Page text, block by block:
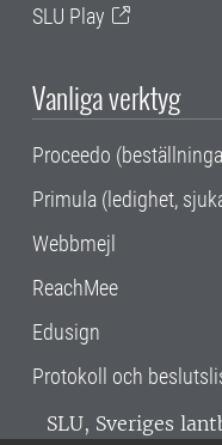
SLU Play
Vanliga verktyg
Proceedo
Primula (ledighet,
Webbmejl
ReachMee
Edusign
Protokoll och
SLU, Sveriges